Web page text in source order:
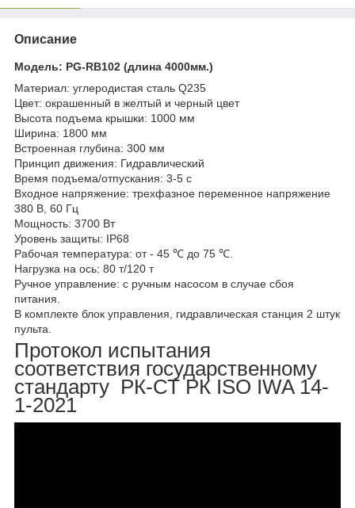
Описание
Модель: PG-RB102 (длина 4000мм.)
Материал: углеродистая сталь Q235
Цвет: окрашенный в желтый и черный цвет
Высота подъема крышки: 1000 мм
Ширина: 1800 мм
Встроенная глубина: 300 мм
Принцип движения: Гидравлический
Время подъема/отпускания: 3-5 с
Входное напряжение: трехфазное переменное напряжение
380 В, 60 Гц
Мощность: 3700 Вт
Уровень защиты: IP68
Рабочая температура: от - 45 ℃ до 75 ℃.
Нагрузка на ось: 80 т/120 т
Ручное управление: с ручным насосом в случае сбоя
питания.
В комплекте блок управления, гидравлическая станция 2 штук
пульта.
Протокол испытания
соответствия государственному
стандарту РК-СТ РК ISO IWA 14-
1-2021